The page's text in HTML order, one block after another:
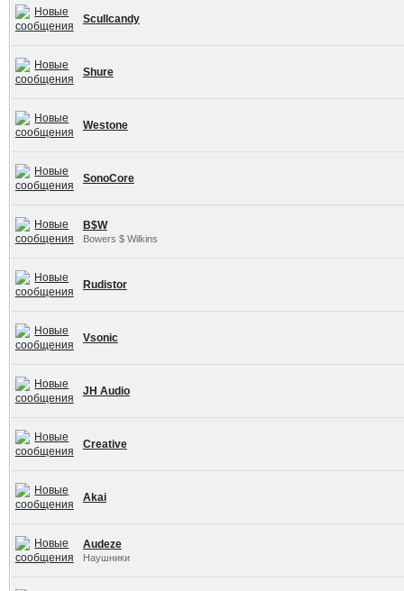
Scullcandy
Shure
Westone
SonoCore
B$W
Bowers $ Wilkins
Rudistor
Vsonic
JH Audio
Creative
Akai
Audeze
Наушники